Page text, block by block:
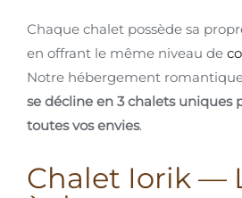
Chaque chalet possède sa
en offrant le même niveau de
Notre hébergement
se décline en 3 chalets uniques
toutes vos envies.
Chalet Iorik —